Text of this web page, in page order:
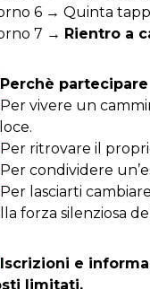
6 → Quinta
7 → Rientro a
Perchè partecipare
Per vivere un
Per ritrovare il
Per condividere
Per lasciarti
forza silenziosa
Iscrizioni e
limitati.